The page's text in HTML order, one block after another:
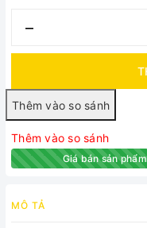
–
Thêm vào so sánh
Giá bán sản
MÔ TẢ